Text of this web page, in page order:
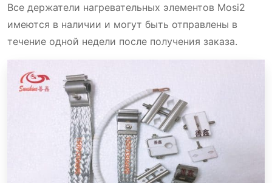
Все держатели нагревательных элементов Mosi2
имеются в наличии и могут быть отправлены в
течение одной недели после получения заказа.